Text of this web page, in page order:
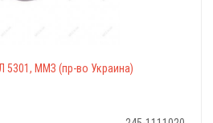
5301, ММЗ (пр-во Украина)